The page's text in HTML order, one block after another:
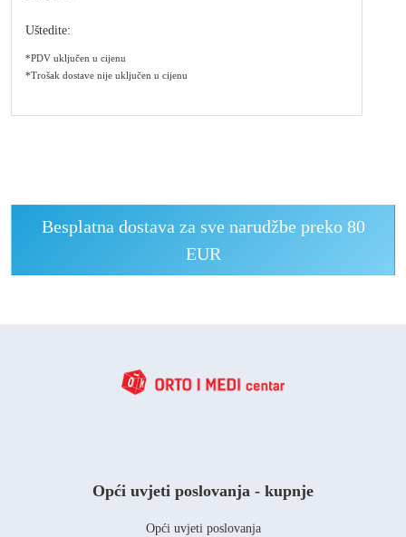
Uštedite:
*PDV uključen u cijenu
*Trošak dostave nije uključen u cijenu
Besplatna dostava za sve narudžbe preko 80
EUR
Opći uvjeti poslovanja - kupnje
Opći uvjeti poslovanja